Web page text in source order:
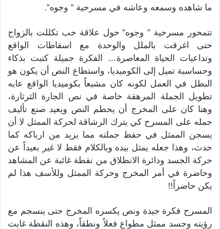
ما شاهده وسمعه وعاشه في مسرحية ” وجوه”.
تتمحور مسرحية ” وجوه” حول علاقة حب تكللت بالزواج
حتى اغرقت بالملل والوحدة مع اسقاطات الواقع
وتداعيات الحياة المعاصرة… الفكرة جميلة كتبت بذكاء
وحساسية تميل إلى الكوميديا، واستطاع النص أن يكون هو
البطل في العمل لكونه كان مشبعاً بكوميديا الواقع عابه
تطويل الجملة المرهقة خاصة في نص الجارة الثرثارة،
وهنا كان على المخرج أن يحطم النص ويعيد صنع تأليف
جمله على المسرح كي يترك الرشاقة لحركة الممثل لا أن
يسجن الممثل في حفظ جملته مما يزيد من ارباكه كما
حدث، وهذا جعله يمثل بيده وبالكلام فقط لا غير بعيداً عن
حركة الجسد ودائرة الانطلاق من نقطة غائبة عن المشاهد
وحاضرة في أمر المخرج وحركة الممثل وللأسف هذا لم
يكن حاضراً!!
المسرح فكرة جيدة ونص يكسره المخرج حتى ينسجم مع
رؤيته وجسد ممثل مطواع فعلاً ونطقاً، وهذه النقطة غابت